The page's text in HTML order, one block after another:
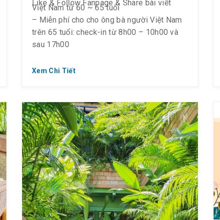
Like & Follow Fanpage & Share bài viết
Việt Nam từ 60 ~ 65 tuổi
– Miễn phí cho cho ông bà người Việt Nam
trên 65 tuổi: check-in từ 8h00 – 10h00 và
sau 17h00
Xem Chi Tiết